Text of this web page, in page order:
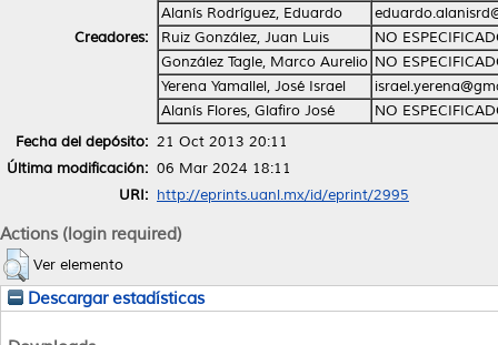
Creadores:
Alanís Rodríguez, Eduardo
Ruiz González, Juan Luis
NO
González Tagle, Marco Aurelio NO
Yerena Yamallel, José Israel
Alanís Flores, Glafiro José
NO
Fecha del depósito: 21 Oct 2013 20:11
Última modificación: 06 Mar 2024 18:11
URI: http://eprints.uanl.mx/id/eprint/2995
Actions (login required)
Ver elemento
Descargar estadísticas